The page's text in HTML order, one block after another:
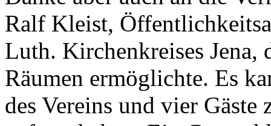
Ralf Kleist,
Luth. Kirchenkreises Jena,
Räumen ermöglichte. Es
des Vereins und vier